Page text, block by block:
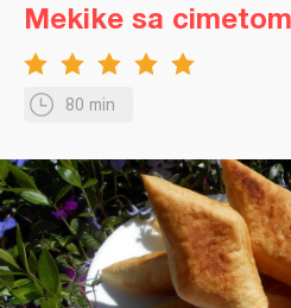
80 min
Mekike sa